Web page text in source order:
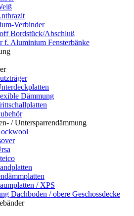
Verbinder
Bordstück/Abschluß
f. Aluminium Fensterbänke
Dämmung
/ Untersparrendämmung
/ XPS
Dachboden / obere Geschossdecke